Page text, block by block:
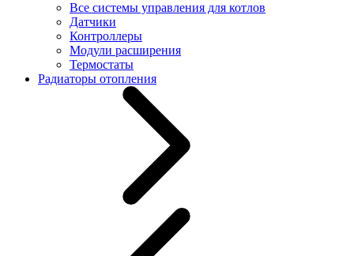
Все системы управления для котлов
Датчики
Контроллеры
Модули расширения
Термостаты
Радиаторы отопления